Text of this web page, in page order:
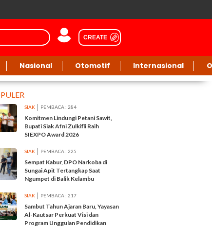
CREATE
Nasional Otomotif Internasional
SIAK PEMBACA : 284
Komitmen Lindungi Petani Sawit,
Bupati Siak Afni Zulkifli Raih
SIEXPO Award 2026
SIAK PEMBACA : 225
Sempat Kabur, DPO Narkoba di
Sungai Apit Tertangkap Saat
Ngumpet di Balik Kelambu
SIAK PEMBACA : 217
Sambut Tahun Ajaran Baru, Yayasan
Al-Kautsar Perkuat Visi dan
Program Unggulan Pendidikan